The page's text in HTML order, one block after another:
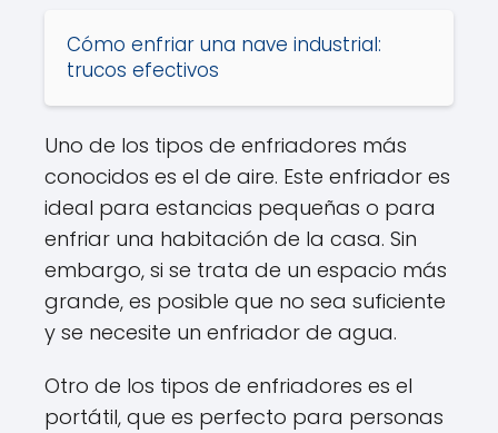
Cómo enfriar una nave industrial:
trucos efectivos
Uno de los tipos de enfriadores más
conocidos es el de aire. Este enfriador es
ideal para estancias pequeñas o para
enfriar una habitación de la casa. Sin
embargo, si se trata de un espacio más
grande, es posible que no sea suficiente
y se necesite un enfriador de agua.
Otro de los tipos de enfriadores es el
portátil, que es perfecto para personas